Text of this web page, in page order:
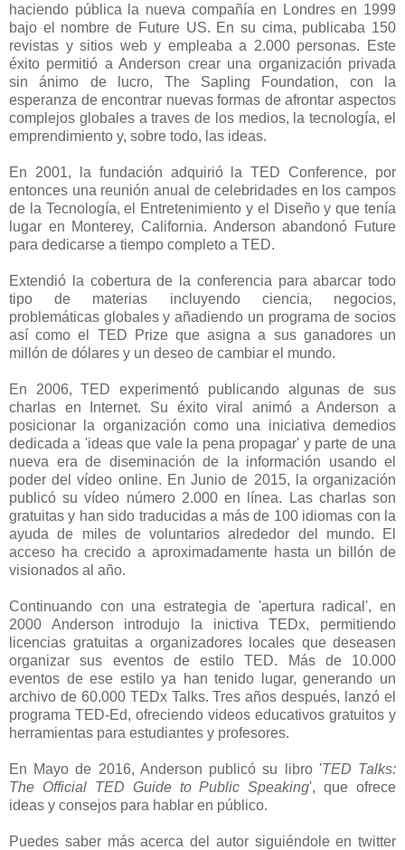
haciendo pública la nueva compañía en Londres en 1999
bajo el nombre de Future US. En su cima, publicaba 150
revistas y sitios web y empleaba a 2.000 personas. Este
éxito permitió a Anderson crear una organización privada
sin ánimo de lucro, The Sapling Foundation, con la
esperanza de encontrar nuevas formas de afrontar aspectos
complejos globales a traves de los medios, la tecnología, el
emprendimiento y, sobre todo, las ideas.
En 2001, la fundación adquirió la TED Conference, por
entonces una reunión anual de celebridades en los campos
de la Tecnología, el Entretenimiento y el Diseño y que tenía
lugar en Monterey, California. Anderson abandonó Future
para dedicarse a tiempo completo a TED.
Extendió la cobertura de la conferencia para abarcar todo
tipo de materias incluyendo ciencia, negocios,
problemáticas globales y añadiendo un programa de socios
así como el TED Prize que asigna a sus ganadores un
millón de dólares y un deseo de cambiar el mundo.
En 2006, TED experimentó publicando algunas de sus
charlas en Internet. Su éxito viral animó a Anderson a
posicionar la organización como una iniciativa demedios
dedicada a 'ideas que vale la pena propagar' y parte de una
nueva era de diseminación de la información usando el
poder del vídeo online. En Junio de 2015, la organización
publicó su vídeo número 2.000 en línea. Las charlas son
gratuitas y han sido traducidas a más de 100 idiomas con la
ayuda de miles de voluntarios alrededor del mundo. El
acceso ha crecido a aproximadamente hasta un billón de
visionados al año.
Continuando con una estrategia de 'apertura radical', en
2000 Anderson introdujo la inictiva TEDx, permitiendo
licencias gratuitas a organizadores locales que deseasen
organizar sus eventos de estilo TED. Más de 10.000
eventos de ese estilo ya han tenido lugar, generando un
archivo de 60.000 TEDx Talks. Tres años después, lanzó el
programa TED-Ed, ofreciendo videos educativos gratuitos y
herramientas para estudiantes y profesores.
En Mayo de 2016, Anderson publicó su libro 'TED Talks:
The Official TED Guide to Public Speaking', que ofrece
ideas y consejos para hablar en público.
Puedes saber más acerca del autor siguiéndole en twitter